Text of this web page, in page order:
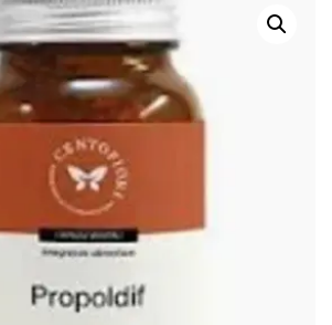
In offerta!